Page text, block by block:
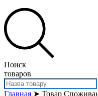
Поиск
товаров
Главная ➤ Товар